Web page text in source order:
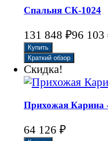
Спальня СК-1024
131 848 ₽96 103
Скидка!
Прихожая Карина
64 126 ₽